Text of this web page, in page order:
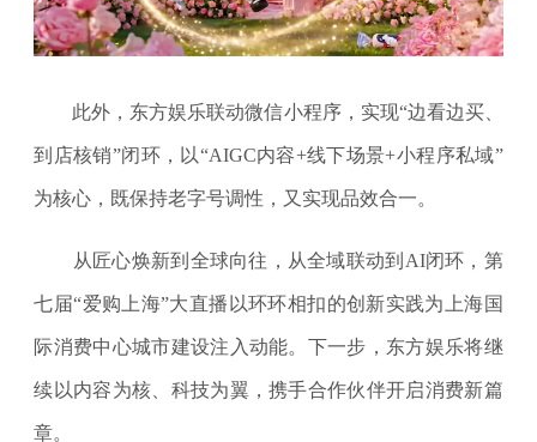
此外，东方娱乐联动微信小程序，实现“边看边买、
到店核销”闭环，以“AIGC内容+线下场景+小程序私域”
为核心，既保持老字号调性，又实现品效合一。
从匠心焕新到全球向往，从全域联动到AI闭环，第
七届“爱购上海”大直播以环环相扣的创新实践为上海国
际消费中心城市建设注入动能。下一步，东方娱乐将继
续以内容为核、科技为翼，携手合作伙伴开启消费新篇
章。